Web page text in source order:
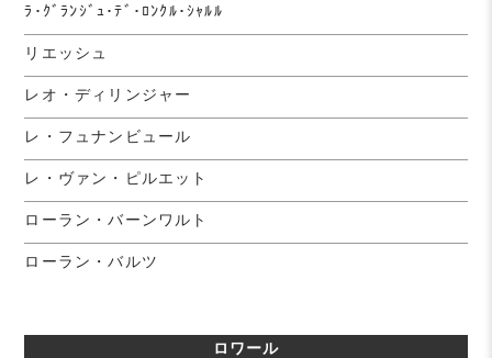
ﾗ･ｸﾞﾗﾝｼﾞｭ･ﾃﾞ･ﾛﾝｸﾙ･ｼｬﾙﾙ
リエッシュ
レオ・ディリンジャー
レ・フュナンビュール
レ・ヴァン・ピルエット
ローラン・バーンワルト
ローラン・バルツ
ロワール